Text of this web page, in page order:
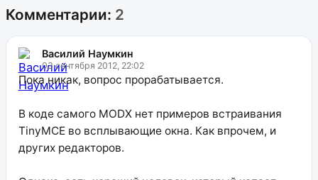
Комментарии: 2
Василий Наумкин
03 сентября 2012, 22:02
Пока никак, вопрос прорабатывается.
В коде самого MODX нет примеров встраивания
TinyMCE во всплывающие окна. Как впрочем, и
других редакторов.